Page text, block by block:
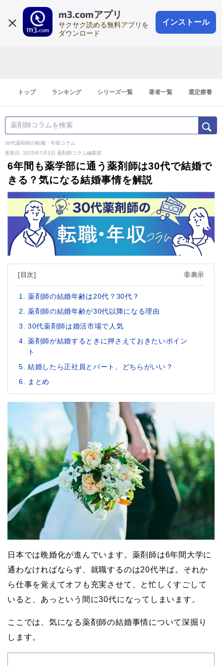
m3.comアプリ
サクサク読める無料アプリを
ダウンロード
インストール
会員登録
登録1分
トップ ランキング シリーズ一覧 著者一覧 選定療養
30代薬剤師の転職・年収コラム
更新日: 2025年7月1日 薬剤師コラム編集部
6年間も薬学部に通う薬剤師は30代で結婚で
きる？気になる結婚事情を解説
[目次] 非表示
薬剤師の結婚年齢は20代？30代？
薬剤師の結婚年齢が30代以降になる理由
30代薬剤師は婚活市場で人気
薬剤師が結婚するときに押さえておきたいポイン
ト
結婚したら正社員とパート、どちらがいい？
まとめ
日本では晩婚化が進んでいます。薬剤師は6年間大学に
通わなければならず、就職するのは20代半ば。それか
ら仕事を覚えてオフも充実させて、と忙しくすごして
いると、あっという間に30代になってしまいます。
ここでは、気になる薬剤師の結婚事情について深掘り
します。